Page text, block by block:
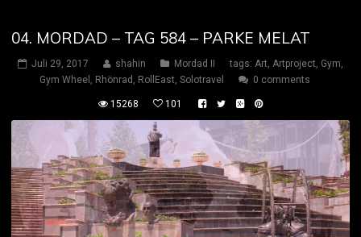
04. MORDAD – TAG 584 – PARKE MELAT
Juli 29, 2017 shahin Mordad II tags: Art Artproject Gym
Gym Wheel
Rhönrad RollEast Solotravel 0 comments
15268 101